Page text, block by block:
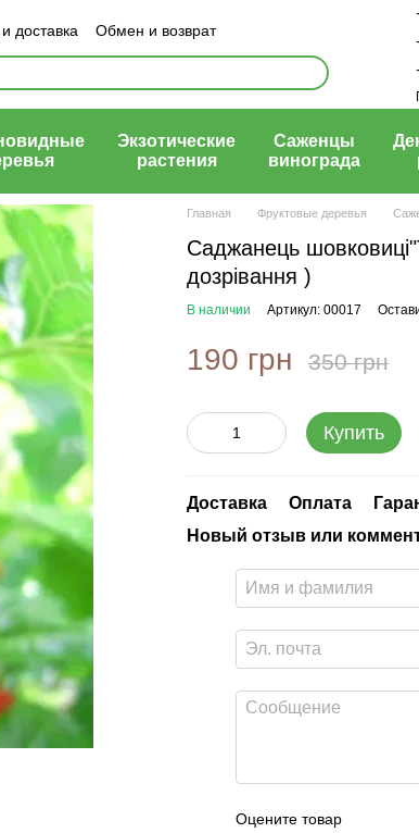
доставка
Обмен и возврат
(оферта)
Экзотические
растения
Саженцы
винограда
Главная Фруктовые деревья
Саджанець
дозрівання )
В наличии Артикул: 00017
190 грн 350 грн
Купить
Доставка Оплата
Новый отзыв или
Оцените товар